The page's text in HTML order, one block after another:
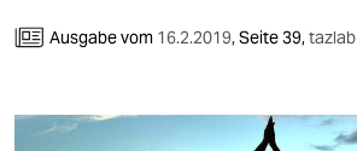
Ausgabe vom 16.2.2019,Seite 39,tazlab